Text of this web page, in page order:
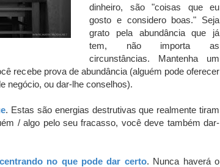
dinheiro, são "coisas que eu
gosto e considero boas." Seja
grato pela abundância que já
tem, não importa as
circunstâncias. Mantenha um
recebe prova de abundância (alguém pode oferecer
negócio, ou dar-lhe conselhos).
. Estas são energias destrutivas que realmente tiram
/ algo pelo seu fracasso, você deve também dar-
no que pode dar certo. Nunca haverá o